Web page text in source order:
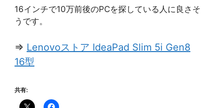
16インチで10万前後のPCを探している人に良さそ
うです。
⇒ Lenovoストア IdeaPad Slim 5i Gen8
16型
共有: